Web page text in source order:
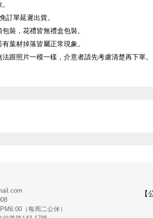
訂單延遲出貨。
裝，花禮皆無禮盒包裝。
葉材掉落皆屬正常現象。
跟照片一模一樣，介意者請先考慮清楚再下單。
（每周二公休）
【